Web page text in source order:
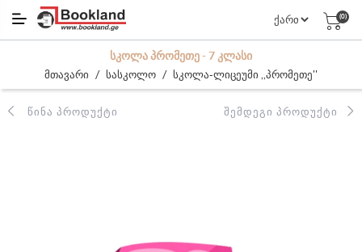
(0)
ᲡᲙᲝᲚᲐ ᲞᲠᲝᲛᲔᲗᲔ - 7 ᲙᲚᲐᲡᲘ
მთავარი / სასკოლო / სკოლა-ლიცეუმი ,,პრომეთე''
ᲬᲘᲜᲐ ᲞᲠᲝᲓᲣᲥᲢᲘ ᲨᲔᲛᲓᲔᲒᲘ ᲞᲠᲝᲓᲣᲥᲢᲘ